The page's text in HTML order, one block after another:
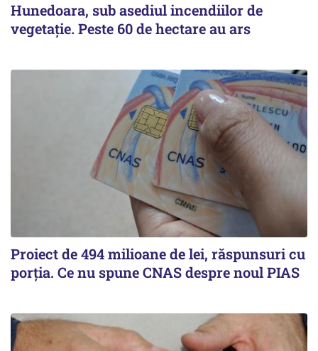
Hunedoara, sub asediul incendiilor de
vegetație. Peste 60 de hectare au ars
Proiect de 494 milioane de lei, răspunsuri cu
porția. Ce nu spune CNAS despre noul PIAS